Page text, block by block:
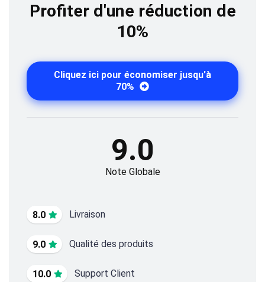
Profiter d'une réduction de
10%
Cliquez ici pour économiser jusqu'à
70%
8.0 Livraison
9.0 Qualité des produits
10.0 Support Client
9.0
Note Globale